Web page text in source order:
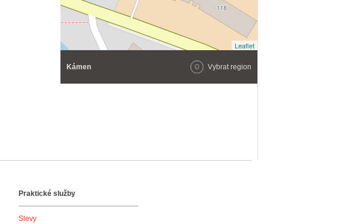
Leaflet
Kámen Vybrat region
Praktické služby
Slevy